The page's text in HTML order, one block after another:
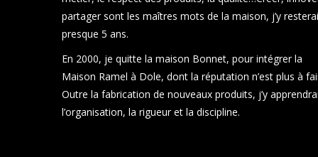
partager sont les maîtres mots de la maison, j’y resterai
presque 5 ans.
En 2000, je quitte la maison Bonnet, pour intégrer la
Maison Ramel à Dole, dont la réputation n’est plus à
Outre la fabrication de nouveaux produits, j’y
l’organisation, la rigueur et la discipline.